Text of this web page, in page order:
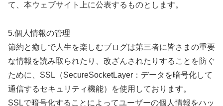
て、本ウェブサイト上に公表するものとします。
5.個人情報の管理
節約と癒しで人生を楽しむブログは第三者に皆さまの重要
な情報を読み取られたり、改ざんされたりすることを防ぐ
ために、SSL（SecureSocketLayer：データを暗号化して
通信するセキュリティ機能）を使用しております。
SSLで暗号化することによってユーザーの個人情報をハッ